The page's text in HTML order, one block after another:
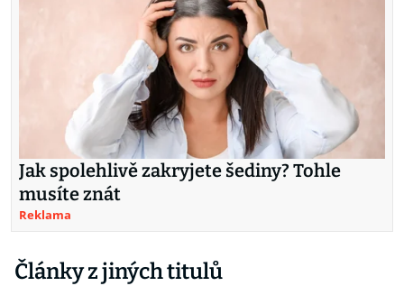
Jak spolehlivě zakryjete šediny? Tohle
musíte znát
Reklama
Články z jiných titulů